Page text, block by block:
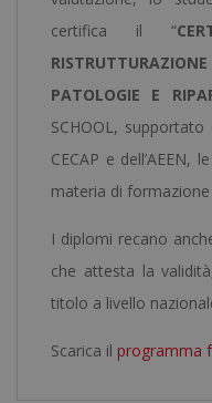
certifica il “
PATOLOGIE E
SCHOOL,
CECAP e dell’AEEN,
materia di formazione
I diplomi recano
che attesta la
titolo a livello
Scarica il programma